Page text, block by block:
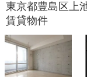
東京都豊島区上
賃貸物件